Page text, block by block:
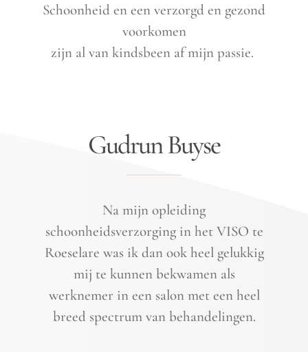
Schoonheid en een verzorgd en gezond
voorkomen
zijn al van kindsbeen af mijn passie.
Gudrun Buyse
Na mijn opleiding
schoonheidsverzorging in het VISO te
Roeselare was ik dan ook heel gelukkig
mij te kunnen bekwamen als
werknemer in een salon met een heel
breed spectrum van behandelingen.